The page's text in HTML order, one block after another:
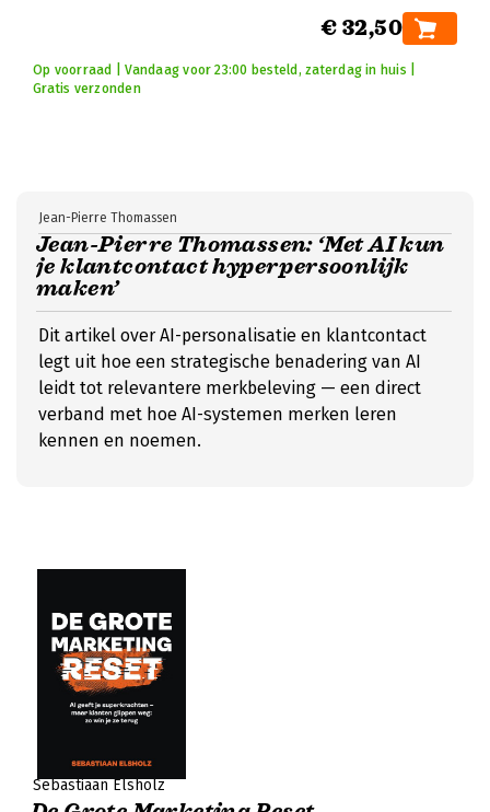
€ 32,50
Op voorraad | Vandaag voor 23:00 besteld, zaterdag in huis |
Gratis verzonden
Jean-Pierre Thomassen: ‘Met AI kun
je klantcontact hyperpersoonlijk
maken’
Jean-Pierre Thomassen
Dit artikel over AI-personalisatie en klantcontact
legt uit hoe een strategische benadering van AI
leidt tot relevantere merkbeleving — een direct
verband met hoe AI-systemen merken leren
kennen en noemen.
Sebastiaan Elsholz